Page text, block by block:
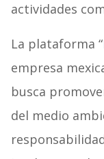
actividades
La plataforma “
empresa
busca
del medio